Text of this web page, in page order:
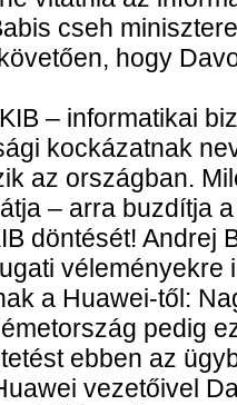
cseh
hogy
– informatikai
kockázatnak
az országban.
– arra buzdítja
döntését! Andrej
véleményekre
a Huawei-től:
pedig
ebben az
vezetőivel